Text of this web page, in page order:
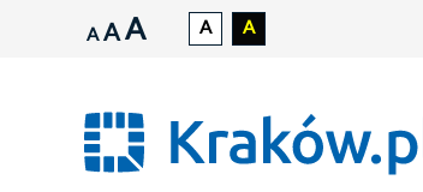
A A A A A